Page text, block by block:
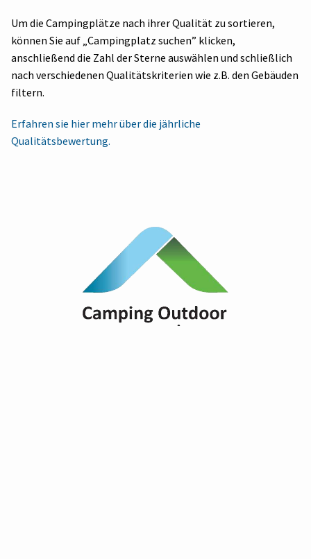
Um die Campingplätze nach ihrer Qualität zu sortieren,
können Sie auf „Campingplatz suchen” klicken,
anschließend die Zahl der Sterne auswählen und schließlich
nach verschiedenen Qualitätskriterien wie z.B. den Gebäuden
filtern.
Erfahren sie hier mehr über die jährliche
Qualitätsbewertung.